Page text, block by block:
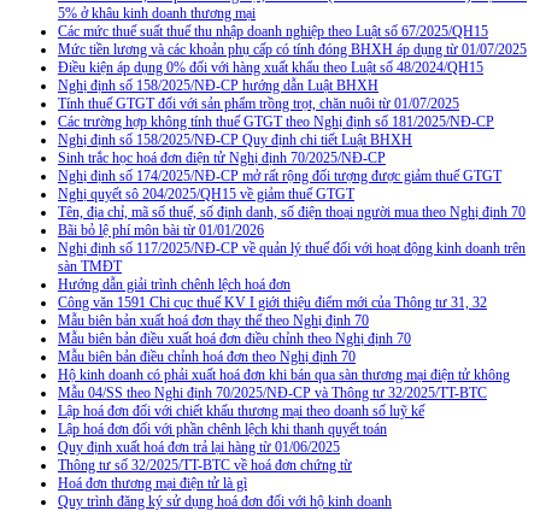
5% ở khâu kinh doanh thương mại
Các mức thuế suất thuế thu nhập doanh nghiệp theo Luật số 67/2025/QH15
Mức tiền lương và các khoản phụ cấp có tính đóng BHXH áp dụng từ 01/07/2025
Điều kiện áp dụng 0% đối với hàng xuất khẩu theo Luật số 48/2024/QH15
Nghị định số 158/2025/NĐ-CP hướng dẫn Luật BHXH
Tính thuế GTGT đối với sản phẩm trồng trọt, chăn nuôi từ 01/07/2025
Các trường hợp không tính thuế GTGT theo Nghị định số 181/2025/NĐ-CP
Nghị định số 158/2025/NĐ-CP Quy định chi tiết Luật BHXH
Sinh trắc học hoá đơn điện tử Nghị định 70/2025/NĐ-CP
Nghị định số 174/2025/NĐ-CP mở rất rộng đối tượng được giảm thuế GTGT
Nghị quyết sô 204/2025/QH15 về giảm thuế GTGT
Tên, địa chỉ, mã số thuế, số định danh, số điện thoại người mua theo Nghị định 70
Bãi bỏ lệ phí môn bài từ 01/01/2026
Nghị định số 117/2025/NĐ-CP về quản lý thuế đối với hoạt động kinh doanh trên
sàn TMĐT
Hướng dẫn giải trình chênh lệch hoá đơn
Công văn 1591 Chi cục thuế KV I giới thiệu điểm mới của Thông tư 31, 32
Mẫu biên bản xuất hoá đơn thay thế theo Nghị định 70
Mẫu biên bản điều xuất hoá đơn điều chỉnh theo Nghị định 70
Mẫu biên bản điều chỉnh hoá đơn theo Nghị định 70
Hộ kinh doanh có phải xuất hoá đơn khi bán qua sàn thương mại điện tử không
Mẫu 04/SS theo Nghi định 70/2025/NĐ-CP và Thông tư 32/2025/TT-BTC
Lập hoá đơn đối với chiết khấu thương mại theo doanh số luỹ kế
Lập hoá đơn đối với phần chênh lệch khi thanh quyết toán
Quy định xuất hoá đơn trả lại hàng từ 01/06/2025
Thông tư số 32/2025/TT-BTC về hoá đơn chứng từ
Hoá đơn thương mại điện tử là gì
Quy trình đăng ký sử dụng hoá đơn đối với hộ kinh doanh